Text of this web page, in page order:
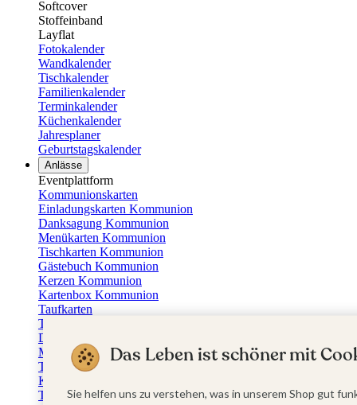
Softcover
Stoffeinband
Layflat
Fotokalender
Wandkalender
Tischkalender
Familienkalender
Terminkalender
Küchenkalender
Jahresplaner
Geburtstagskalender
Anlässe
Eventplattform
Kommunionskarten
Einladungskarten Kommunion
Danksagung Kommunion
Menükarten Kommunion
Tischkarten Kommunion
Gästebuch Kommunion
Kerzen Kommunion
Kartenbox Kommunion
Taufkarten
Taufeinladungen
Dankeskarten Taufe
Menükarten Taufe
Tischkarten Taufe
Kirchenheft Taufe
Taufkerzen
Das Leben ist schöner mit
Sie helfen uns zu verstehen, was in unserem Shop gut